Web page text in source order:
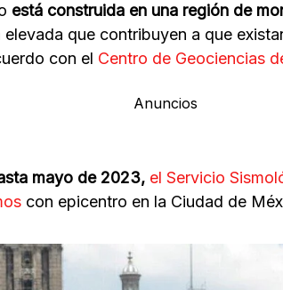
está construida en una región de
que contribuyen a que
con el Centro de Geociencias
Anuncios
mayo de 2023, el Servicio
con epicentro en la Ciudad de